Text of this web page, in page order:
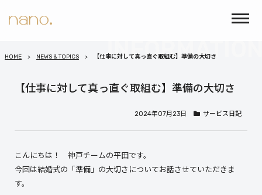
HOME NEWS & TOPICS 【仕事に対して真っ直ぐ取組む】準備の大切さ
【仕事に対して真っ直ぐ取組む】準備の大切さ
2024年07月23日 サービス日記
こんにちは！ 神戸チームの平田です。
今回は結婚式の「準備」の大切さについてお話させていただきま
す。